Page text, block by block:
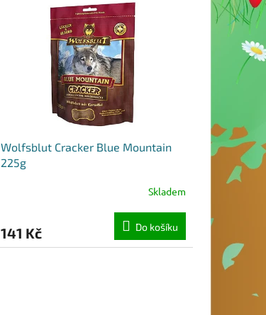
Wolfsblut Cracker Blue Mountain
225g
Skladem
141 Kč Do košíku